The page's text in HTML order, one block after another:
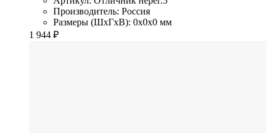
Производитель: Россия
Размеры (ШхГхВ): 0x0x0 мм
1 944 ₽